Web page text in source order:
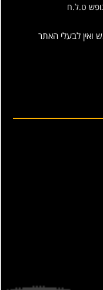
ט.ל.ח
לבעלי האתר